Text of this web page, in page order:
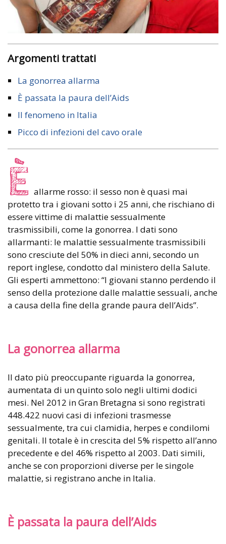
Argomenti trattati
La gonorrea allarma
È passata la paura dell’Aids
Il fenomeno in Italia
Picco di infezioni del cavo orale
È allarme rosso: il sesso non è quasi mai
protetto tra i giovani sotto i 25 anni, che rischiano di
essere vittime di malattie sessualmente
trasmissibili, come la gonorrea. I dati sono
allarmanti: le malattie sessualmente trasmissibili
sono cresciute del 50% in dieci anni, secondo un
report inglese, condotto dal ministero della Salute.
Gli esperti ammettono: “I giovani stanno perdendo il
senso della protezione dalle malattie sessuali, anche
a causa della fine della grande paura dell’Aids”.
La gonorrea allarma
Il dato più preoccupante riguarda la gonorrea,
aumentata di un quinto solo negli ultimi dodici
mesi. Nel 2012 in Gran Bretagna si sono registrati
448.422 nuovi casi di infezioni trasmesse
sessualmente, tra cui clamidia, herpes e condilomi
genitali. Il totale è in crescita del 5% rispetto all’anno
precedente e del 46% rispetto al 2003. Dati simili,
anche se con proporzioni diverse per le singole
malattie, si registrano anche in Italia.
È passata la paura dell’Aids